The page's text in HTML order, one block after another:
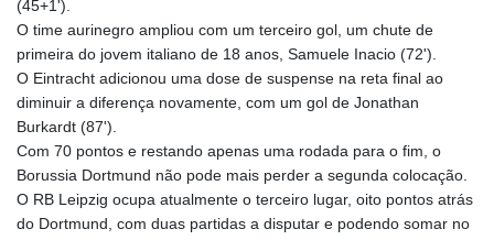
(45+1').
O time aurinegro ampliou com um terceiro gol, um chute de
primeira do jovem italiano de 18 anos, Samuele Inacio (72').
O Eintracht adicionou uma dose de suspense na reta final ao
diminuir a diferença novamente, com um gol de Jonathan
Burkardt (87').
Com 70 pontos e restando apenas uma rodada para o fim, o
Borussia Dortmund não pode mais perder a segunda colocação.
O RB Leipzig ocupa atualmente o terceiro lugar, oito pontos atrás
do Dortmund, com duas partidas a disputar e podendo somar no